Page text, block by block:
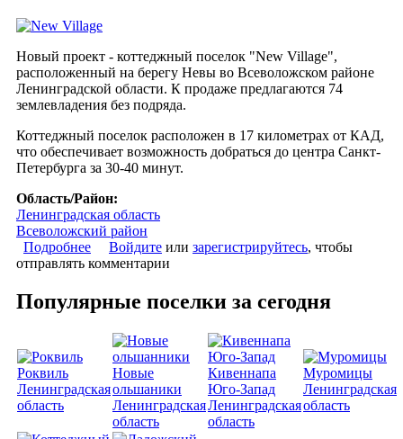
Новый проект - коттеджный поселок "New Village",
расположенный на берегу Невы во Всеволожском районе
Ленинградской области. К продаже предлагаются 74
землевладения без подряда.
Коттеджный поселок расположен в 17 километрах от КАД,
что обеспечивает возможность добраться до центра Санкт-
Петербурга за 30-40 минут.
Область/Район:
Ленинградская область
Всеволожский район
Подробнее о Коттеджный поселок «New Village»
Войдите или зарегистрируйтесь, чтобы
отправлять комментарии
Популярные поселки за сегодня
Роквиль
Ленинградская
область
Новые
ольшаники
Ленинградская
область
Кивеннапа
Юго-Запад
Ленинградская
область
Муромицы
Ленинградская
область